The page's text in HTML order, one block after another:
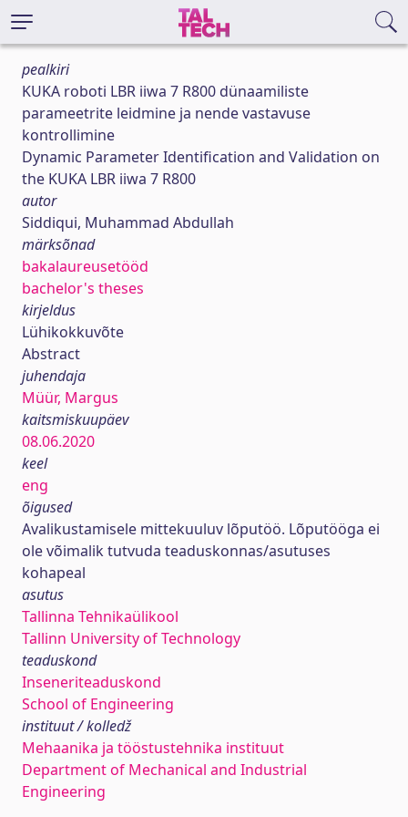
pealkiri
KUKA roboti LBR iiwa 7 R800 dünaamiliste
parameetrite leidmine ja nende vastavuse
kontrollimine
Dynamic Parameter Identification and Validation on
the KUKA LBR iiwa 7 R800
autor
Siddiqui, Muhammad Abdullah
märksõnad
bakalaureusetööd
bachelor's theses
kirjeldus
Lühikokkuvõte
Abstract
juhendaja
Müür, Margus
kaitsmiskuupäev
08.06.2020
keel
eng
õigused
Avalikustamisele mittekuuluv lõputöö. Lõputööga ei
ole võimalik tutvuda teaduskonnas/asutuses
kohapeal
asutus
Tallinna Tehnikaülikool
Tallinn University of Technology
teaduskond
Inseneriteaduskond
School of Engineering
instituut / kolledž
Mehaanika ja tööstustehnika instituut
Department of Mechanical and Industrial
Engineering